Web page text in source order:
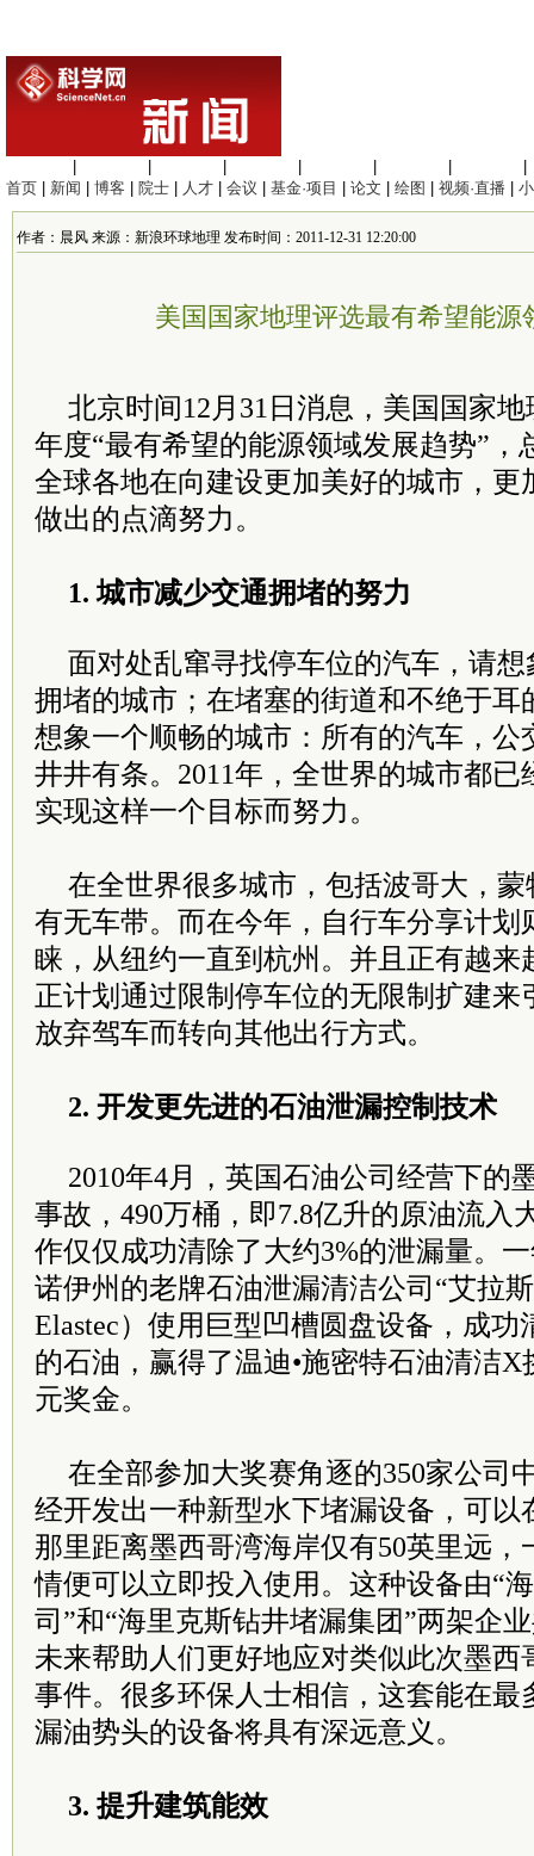
首页
新闻 博客 院士 人才 会议 基金·项目 论文 绘图 视频·直播
作者：晨风 来源：新浪环球地理 发布时间：2011-12-31 12:20:00
美国国家地理评选最有希望能源
北京时间12月31日消息，美国国家
年度“最有希望的能源领域发展趋势”，
全球各地在向建设更加美好的城市，更
做出的点滴努力。
1. 城市减少交通拥堵的努力
面对处乱窜寻找停车位的汽车，请
拥堵的城市；在堵塞的街道和不绝于耳
想象一个顺畅的城市：所有的汽车，公
井井有条。2011年，全世界的城市都
实现这样一个目标而努力。
在全世界很多城市，包括波哥大，
有无车带。而在今年，自行车分享计划
睐，从纽约一直到杭州。并且正有越来
正计划通过限制停车位的无限制扩建来
放弃驾车而转向其他出行方式。
2. 开发更先进的石油泄漏控制技术
2010年4月，英国石油公司经营下的
事故，490万桶，即7.8亿升的原油流入
作仅仅成功清除了大约3%的泄漏量。
诺伊州的老牌石油泄漏清洁公司“艾拉
Elastec）使用巨型凹槽圆盘设备，成功
的石油，赢得了温迪•施密特石油清洁X
元奖金。
在全部参加大奖赛角逐的350家公司
经开发出一种新型水下堵漏设备，可以
那里距离墨西哥湾海岸仅有50英里远，
情便可以立即投入使用。这种设备由“
司”和“海里克斯钻井堵漏集团”两架企
未来帮助人们更好地应对类似此次墨西
事件。很多环保人士相信，这套能在最
漏油势头的设备将具有深远意义。
3. 提升建筑能效